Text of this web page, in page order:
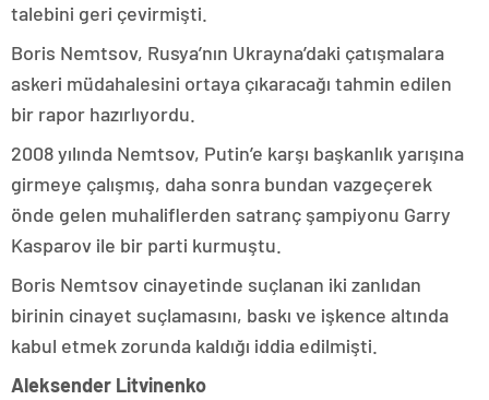
talebini geri çevirmişti.
Boris Nemtsov, Rusya’nın Ukrayna’daki çatışmalara
askeri müdahalesini ortaya çıkaracağı tahmin edilen
bir rapor hazırlıyordu.
2008 yılında Nemtsov, Putin’e karşı başkanlık yarışına
girmeye çalışmış, daha sonra bundan vazgeçerek
önde gelen muhaliflerden satranç şampiyonu Garry
Kasparov ile bir parti kurmuştu.
Boris Nemtsov cinayetinde suçlanan iki zanlıdan
birinin cinayet suçlamasını, baskı ve işkence altında
kabul etmek zorunda kaldığı iddia edilmişti.
Aleksender Litvinenko